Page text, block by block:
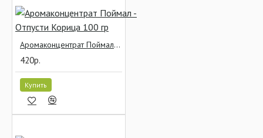
Аромаконцентрат Поймал - Отпусти Корица 100 гр
420р.
Купить